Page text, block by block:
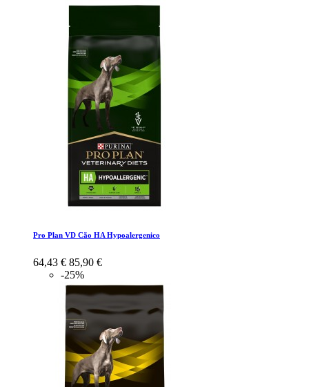
Pro Plan VD Cão HA Hypoalergenico
64,43 € 85,90 €
-25%